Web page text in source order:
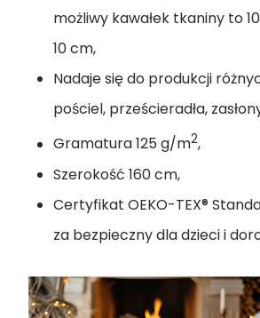
możliwy kawałek tkaniny to
10 cm,
Nadaje się do produkcji
pościel, prześcieradła,
Gramatura 125 g/m2,
Szerokość 160 cm,
Certyfikat OEKO-TEX®
za bezpieczny dla dzieci i